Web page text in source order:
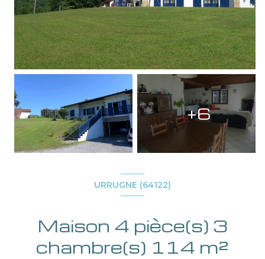
+6
URRUGNE (64122)
Maison 4 pièce(s) 3
chambre(s) 114 m²